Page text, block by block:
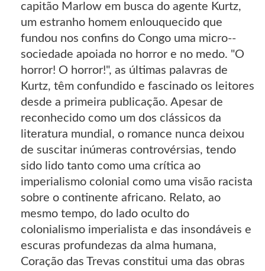
capitão Marlow em busca do agente Kurtz,
um estranho homem enlouquecido que
fundou nos confins do Congo uma micro--
sociedade apoiada no horror e no medo. "O
horror! O horror!", as últimas palavras de
Kurtz, têm confundido e fascinado os leitores
desde a primeira publicação. Apesar de
reconhecido como um dos clássicos da
literatura mundial, o romance nunca deixou
de suscitar inúmeras controvérsias, tendo
sido lido tanto como uma crítica ao
imperialismo colonial como uma visão racista
sobre o continente africano. Relato, ao
mesmo tempo, do lado oculto do
colonialismo imperialista e das insondáveis e
escuras profundezas da alma humana,
Coração das Trevas constitui uma das obras